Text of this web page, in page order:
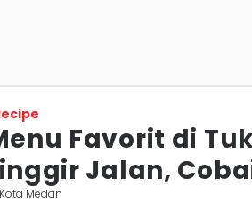
Favorit di
Jalan,
Kota Medan